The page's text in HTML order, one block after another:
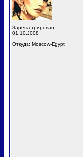
Зарегистрирован:
01.10.2008
Откуда: Moscow-Egypt